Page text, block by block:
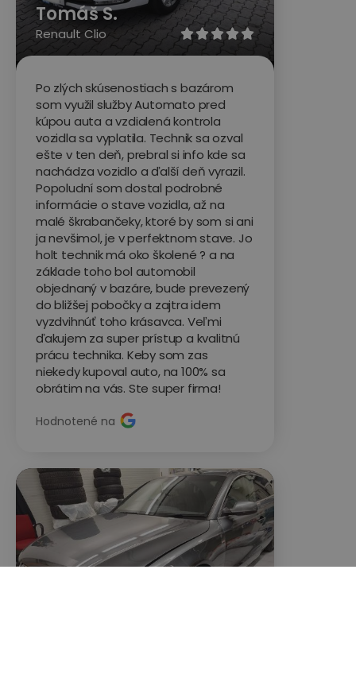

Tomáš S.
Renault Clio
Po zlých skúsenostiach s bazárom
som využil služby Automato pred
kúpou auta a vzdialená kontrola
vozidla sa vyplatila. Technik sa ozval
ešte v ten deň, prebral si info kde sa
nachádza vozidlo a ďalší deň vyrazil.
Popoludní som dostal podrobné
informácie o stave vozidla, až na
malé škrabančeky, ktoré by som si ani
ja nevšimol, je v perfektnom stave. Jo
holt technik má oko školené ? a na
základe toho bol automobil
objednaný v bazáre, bude prevezený
do bližšej pobočky a zajtra idem
vyzdvihnúť toho krásavca. Veľmi
ďakujem za super prístup a kvalitnú
prácu technika. Keby som zas
niekedy kupoval auto, na 100% sa
obrátim na vás. Ste super firma!
Hodnotené na